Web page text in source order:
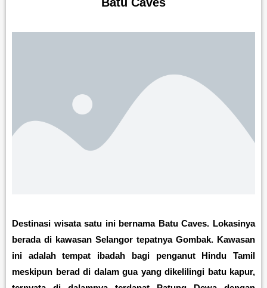
Destinasi wisata satu ini bernama Batu Caves. Lokasinya
berada di kawasan Selangor tepatnya Gombak. Kawasan
ini adalah tempat ibadah bagi penganut Hindu Tamil
meskipun berad di dalam gua yang dikelilingi batu kapur,